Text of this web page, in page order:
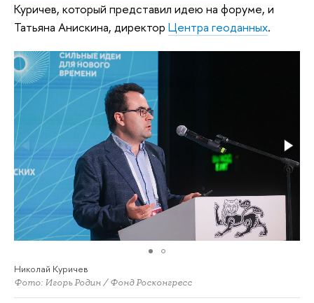
Куричев, который представил идею на форуме, и
Татьяна Анискина, директор Центра геоданных.
Николай Куричев
Фото: Игорь Родин / Фонд Росконгресс